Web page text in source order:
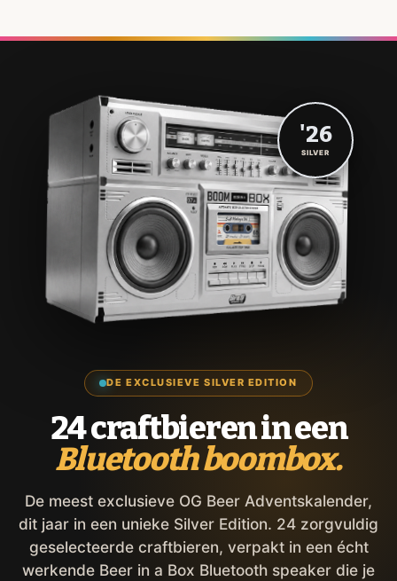
DE EXCLUSIEVE SILVER EDITION
24 craftbieren in een
Bluetooth boombox.
De meest exclusieve OG Beer Adventskalender,
dit jaar in een unieke Silver Edition. 24 zorgvuldig
geselecteerde craftbieren, verpakt in een écht
werkende Beer in a Box Bluetooth speaker die je
'26
SILVER